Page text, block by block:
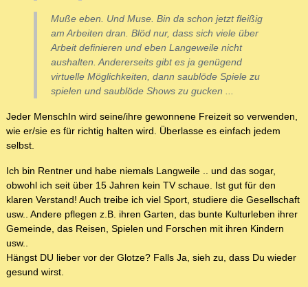
Muße eben. Und Muse. Bin da schon jetzt fleißig
am Arbeiten dran. Blöd nur, dass sich viele über
Arbeit definieren und eben Langeweile nicht
aushalten. Andererseits gibt es ja genügend
virtuelle Möglichkeiten, dann saublöde Spiele zu
spielen und saublöde Shows zu gucken ...
Jeder MenschIn wird seine/ihre gewonnene Freizeit so verwenden,
wie er/sie es für richtig halten wird. Überlasse es einfach jedem
selbst.
Ich bin Rentner und habe niemals Langweile .. und das sogar,
obwohl ich seit über 15 Jahren kein TV schaue. Ist gut für den
klaren Verstand! Auch treibe ich viel Sport, studiere die Gesellschaft
usw.. Andere pflegen z.B. ihren Garten, das bunte Kulturleben ihrer
Gemeinde, das Reisen, Spielen und Forschen mit ihren Kindern
usw..
Hängst DU lieber vor der Glotze? Falls Ja, sieh zu, dass Du wieder
gesund wirst.